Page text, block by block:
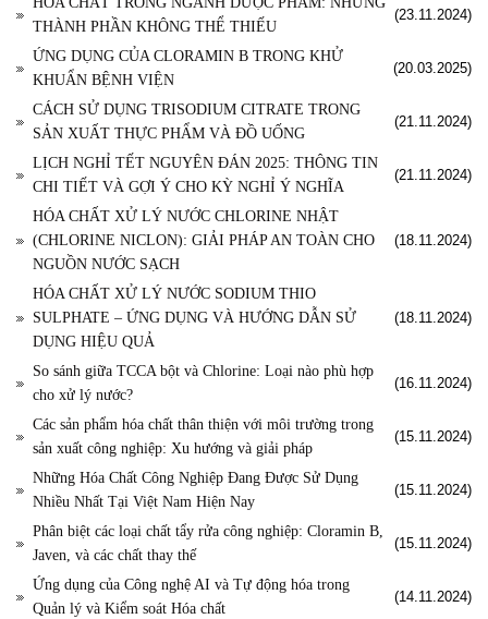
THÀNH PHẦN KHÔNG THỂ THIẾU
(23.11.2024)
ỨNG DỤNG CỦA CLORAMIN B TRONG KHỬ
KHUẨN BỆNH VIỆN
(20.03.2025)
CÁCH SỬ DỤNG TRISODIUM CITRATE TRONG
SẢN XUẤT THỰC PHẨM VÀ ĐỒ UỐNG
(21.11.2024)
LỊCH NGHỈ TẾT NGUYÊN ĐÁN 2025: THÔNG TIN
CHI TIẾT VÀ GỢI Ý CHO KỲ NGHỈ Ý NGHĨA
(21.11.2024)
HÓA CHẤT XỬ LÝ NƯỚC CHLORINE NHẬT
(CHLORINE NICLON): GIẢI PHÁP AN TOÀN CHO
NGUỒN NƯỚC SẠCH
(18.11.2024)
HÓA CHẤT XỬ LÝ NƯỚC SODIUM THIO
SULPHATE – ỨNG DỤNG VÀ HƯỚNG DẪN SỬ
DỤNG HIỆU QUẢ
(18.11.2024)
So sánh giữa TCCA bột và Chlorine: Loại nào phù hợp
cho xử lý nước?
(16.11.2024)
Các sản phẩm hóa chất thân thiện với môi trường trong
sản xuất công nghiệp: Xu hướng và giải pháp
(15.11.2024)
Những Hóa Chất Công Nghiệp Đang Được Sử Dụng
Nhiều Nhất Tại Việt Nam Hiện Nay
(15.11.2024)
Phân biệt các loại chất tẩy rửa công nghiệp: Cloramin B,
Javen, và các chất thay thế
(15.11.2024)
Ứng dụng của Công nghệ AI và Tự động hóa trong
Quản lý và Kiểm soát Hóa chất
(14.11.2024)